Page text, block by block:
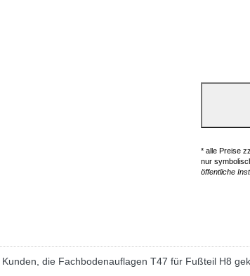
* alle Preise
nur
öffentliche
Kunden, die Fachbodenauflagen T47 für Fußteil H8